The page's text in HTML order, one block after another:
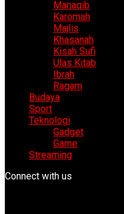
Manaqib
Karomah
Majlis
Khasanah
Kisah Sufi
Ulas Kitab
Ibrah
Ragam
Budaya
Sport
Teknologi
Gadget
Game
Streaming
Connect with us